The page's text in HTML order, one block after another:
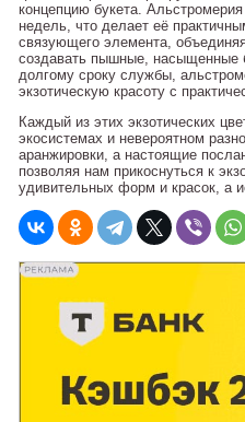
концепцию букета.
недель, что делает её
связующего элемента,
создавать пышные, насыщенные
долгому сроку службы,
экзотическую красоту с
Каждый из этих экзотических
экосистемах и невероятном
аранжировки, а настоящие
позволяя нам прикоснуться к
удивительных форм и красок, а